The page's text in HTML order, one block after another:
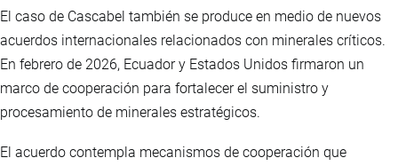
El caso de Cascabel también se produce en medio de nuevos
acuerdos internacionales relacionados con minerales críticos.
En febrero de 2026, Ecuador y Estados Unidos firmaron un
marco de cooperación para fortalecer el suministro y
procesamiento de minerales estratégicos.
El acuerdo contempla mecanismos de cooperación que